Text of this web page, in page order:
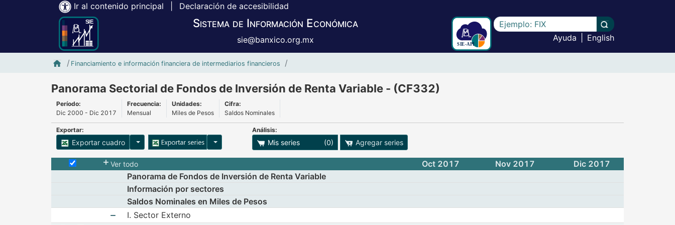
Ir al contenido principal Declaración de accesibilidad
Sistema de Información Económica
sie@banxico.org.mx
Escriba el texto a buscar
Llevar a cabo la
Ayuda
English
Inicio SIE-Banxico
Financiamiento e información financiera de intermediarios financieros
Panorama Sectorial de Fondos de Inversión de Renta Variable - (CF332)
Período:
Dic 2000 - Dic 2017
Frecuencia:
Mensual
Unidades:
Miles de Pesos
Cifra:
Saldos Nominales
Exportar:
Exportar cuadro Opciones para exportar cuadroOpciones para exportar series
Análisis:
Mis series (0) Agregar series
Selecciona o desmarca todas las series
Ver todo Oct 2017 Nov 2017
Dic 2017
Panorama de Fondos de Inversión de Renta Variable
Información por sectores
Saldos Nominales en Miles de Pesos
I. Sector Externo